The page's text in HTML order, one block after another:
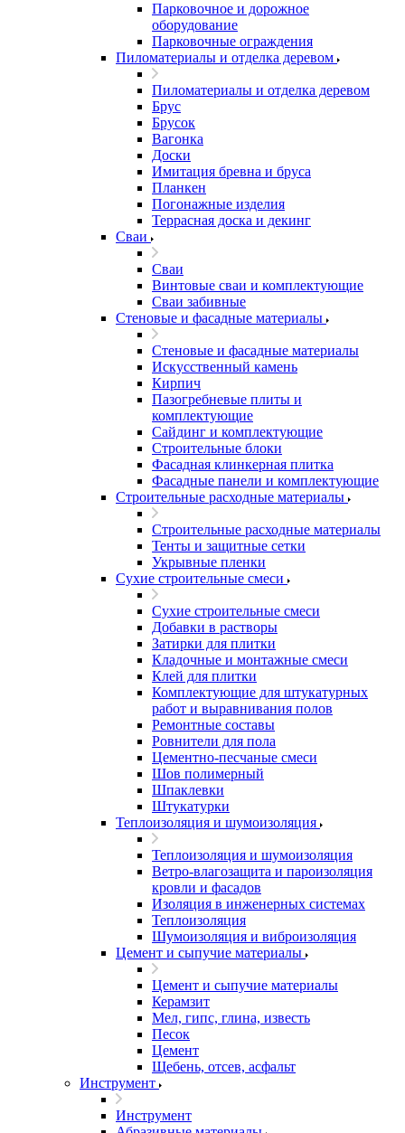
Парковочное и дорожное
оборудование
Парковочные ограждения
Пиломатериалы и отделка деревом
Пиломатериалы и отделка деревом
Брус
Брусок
Вагонка
Доски
Имитация бревна и бруса
Планкен
Погонажные изделия
Террасная доска и декинг
Сваи
Сваи
Винтовые сваи и комплектующие
Сваи забивные
Стеновые и фасадные материалы
Стеновые и фасадные материалы
Искусственный камень
Кирпич
Пазогребневые плиты и
комплектующие
Сайдинг и комплектующие
Строительные блоки
Фасадная клинкерная плитка
Фасадные панели и комплектующие
Строительные расходные материалы
Строительные расходные материалы
Тенты и защитные сетки
Укрывные пленки
Сухие строительные смеси
Сухие строительные смеси
Добавки в растворы
Затирки для плитки
Кладочные и монтажные смеси
Клей для плитки
Комплектующие для штукатурных
работ и выравнивания полов
Ремонтные составы
Ровнители для пола
Цементно-песчаные смеси
Шов полимерный
Шпаклевки
Штукатурки
Теплоизоляция и шумоизоляция
Теплоизоляция и шумоизоляция
Ветро-влагозащита и пароизоляция
кровли и фасадов
Изоляция в инженерных системах
Теплоизоляция
Шумоизоляция и виброизоляция
Цемент и сыпучие материалы
Цемент и сыпучие материалы
Керамзит
Мел, гипс, глина, известь
Песок
Цемент
Щебень, отсев, асфальт
Инструмент
Инструмент